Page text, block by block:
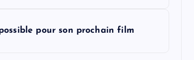
pour son prochain film